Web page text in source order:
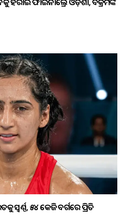
ସ୍ବର୍ଣ୍ଣ, ୫୪ କେଜି ବର୍ଗରେ ପ୍ରିତି